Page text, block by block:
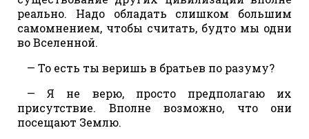
реально. Надо обладать слишком большим
самомнением, чтобы считать, будто мы одни
во Вселенной.
— То есть ты веришь в братьев по разуму?
— Я не верю, просто предполагаю их
присутствие. Вполне возможно, что они
посещают Землю.